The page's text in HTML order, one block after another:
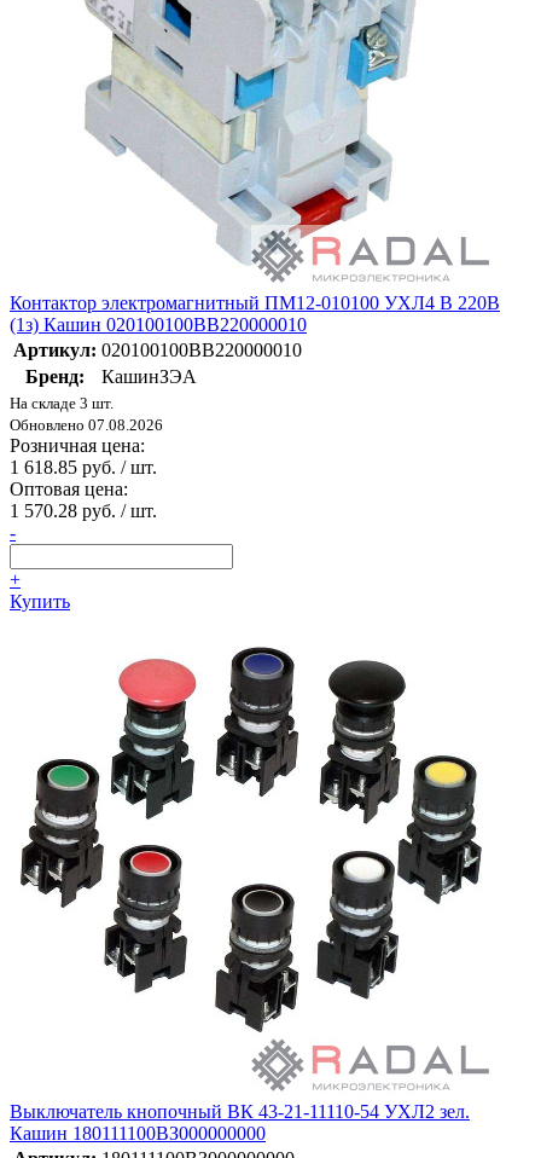
Контактор электромагнитный ПМ12-010100 УХЛ4 В 220В
(1з) Кашин 020100100ВВ220000010
Артикул: 020100100ВВ220000010
Бренд:
КашинЗЭА
На складе 3 шт.
Обновлено 07.08.2026
Розничная цена:
1 618.85 руб. / шт.
Оптовая цена:
1 570.28 руб. / шт.
-
+
Купить
Выключатель кнопочный ВК 43-21-11110-54 УХЛ2 зел.
Кашин 180111100ВЗ000000000